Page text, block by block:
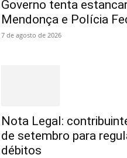
Governo tenta
Mendonça e Polícia
7 de agosto de 2026
Nota Legal:
de setembro para
débitos